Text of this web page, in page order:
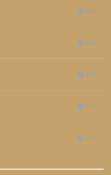
658
276
267
236
235